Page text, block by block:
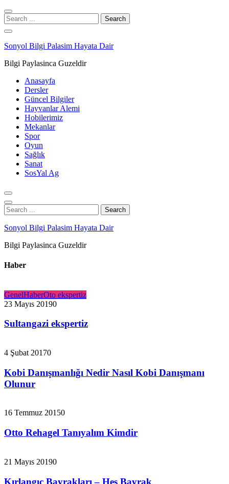
Skip
to
navigation
Skip
to
content
Search
for:
Sonyol Bilgi Palasim Hayata Dair
Bilgi Paylasinca Guzeldir
Anasayfa
Dersler
Güncel Bilgiler
Hayvanlar Alemi
Hobilerimiz
Mekanlar
Spor
Oyun
Sağlık
Sanat
SosYal Ag
Search
for:
Sonyol Bilgi Palasim Hayata Dair
Bilgi Paylasinca Guzeldir
Haber
GenelHaberOto ekspertiz
23 Mayıs 20190
Sultangazi ekspertiz
4 Şubat 20170
Kobi Danışmanlığı Nedir Nasıl Kobi Danışmanı
Olunur
16 Temmuz 20150
Otto Rehagel Tanıyalım Kimdir
21 Mayıs 20190
Kırlangıç Bayrakları – Hes Bayrak